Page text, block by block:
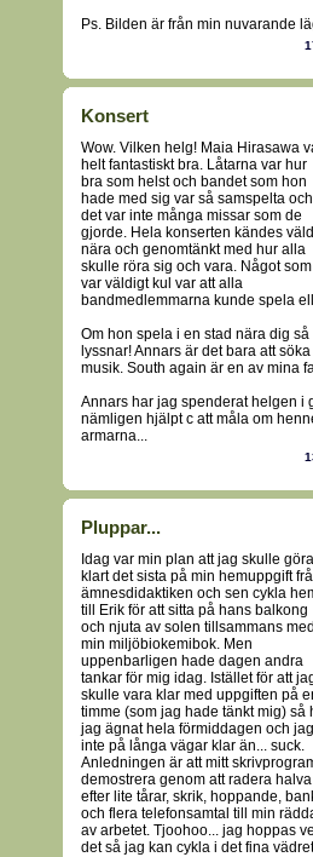
Ps. Bilden är från min nuvarande
Konsert
Wow. Vilken helg! Maia Hirasawa
helt fantastiskt bra. Låtarna var hur
bra som helst och bandet som hon
hade med sig var så samspelta och
det var inte många missar som de
gjorde. Hela konserten kändes
nära och genomtänkt med hur alla
skulle röra sig och vara. Något som
var väldigt kul var att alla
bandmedlemmarna kunde spela
Om hon spela i en stad nära dig
lyssnar! Annars är det bara att
musik. South again är en av mina
Annars har jag spenderat helgen i
nämligen hjälpt c att måla om
armarna...
Pluppar...
Idag var min plan att jag skulle göra
klart det sista på min hemuppgift
ämnesdidaktiken och sen cykla
till Erik för att sitta på hans balkong
och njuta av solen tillsammans
min miljöbiokemibok. Men
uppenbarligen hade dagen andra
tankar för mig idag. Istället för att
skulle vara klar med uppgiften på
timme (som jag hade tänkt mig) så
jag ägnat hela förmiddagen och
inte på långa vägar klar än... suck.
Anledningen är att mitt
demostrera genom att radera
efter lite tårar, skrik, hoppande,
och flera telefonsamtal till min
av arbetet. Tjoohoo... jag hoppas
det så jag kan cykla i det fina